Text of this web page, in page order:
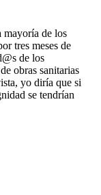
mayoría de los
tres meses de
de los
obras sanitarias
yo diría que si
se tendrían